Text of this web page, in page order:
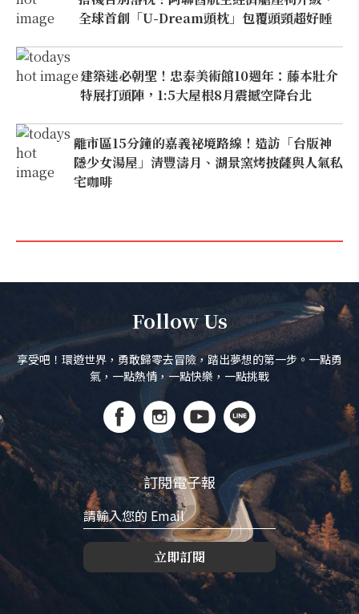
全球首創「U-Dream頭枕」包覆頭頸超好睡
建築迷必朝聖！忠泰美術館10週年：藤本壯介
特展打頭陣，1:5大屋根8月震撼空降台北
離市區15分鐘的嘉義祕境路線！造訪「台版神
隱少女湯屋」清豐濤月、湖景窯烤披薩與人氣私
宅咖啡
Follow Us
享受吧！環遊世界，勇敢歸零去冒險，踏出夢想的第一步。一點勇
氣，一點熱情，一點快樂，一點挑戰
訂閱電子報
立即訂閱